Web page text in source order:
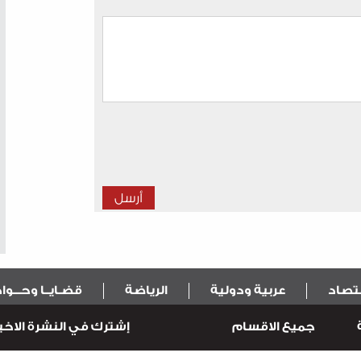
عربية ودولية الرياضة قضـايــا
جميع الاقسام إشترك في النشرة